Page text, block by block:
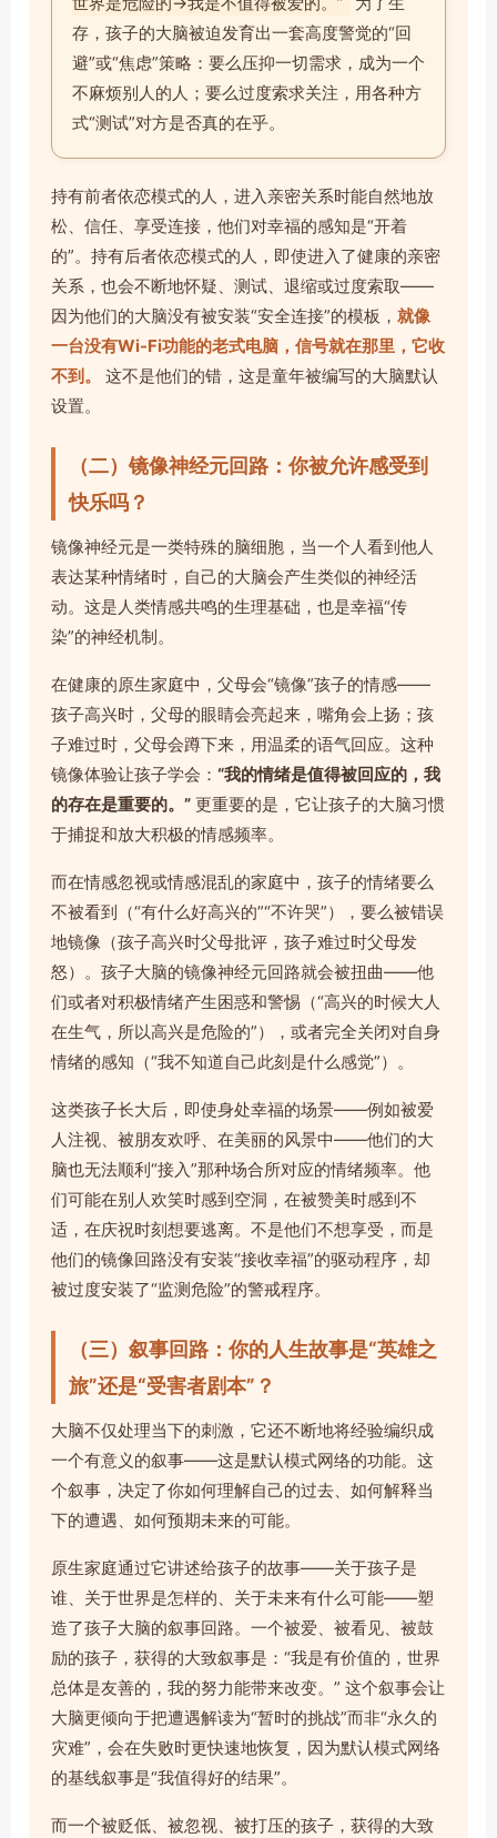
存，孩子的大脑被迫发育出一套高度警觉的“回
避”或“焦虑”策略：要么压抑一切需求，成为一个
不麻烦别人的人；要么过度索求关注，用各种方
式“测试”对方是否真的在乎。
持有前者依恋模式的人，进入亲密关系时能自然地放
松、信任、享受连接，他们对幸福的感知是“开着
的”。持有后者依恋模式的人，即使进入了健康的亲密
关系，也会不断地怀疑、测试、退缩或过度索取——
因为他们的大脑没有被安装“安全连接”的模板， 就像
一台没有Wi-Fi功能的老式电脑，信号就在那里，它收
不到。
这不是他们的错，这是童年被编写的大脑默认
设置。
（二）镜像神经元回路：你被允许感受到
快乐吗？
镜像神经元是一类特殊的脑细胞，当一个人看到他人
表达某种情绪时，自己的大脑会产生类似的神经活
动。这是人类情感共鸣的生理基础，也是幸福“传
染”的神经机制。
在健康的原生家庭中，父母会“镜像”孩子的情感——
孩子高兴时，父母的眼睛会亮起来，嘴角会上扬；孩
子难过时，父母会蹲下来，用温柔的语气回应。这种
镜像体验让孩子学会： “我的情绪是值得被回应的，我
的存在是重要的。” 更重要的是，它让孩子的大脑习惯
于捕捉和放大积极的情感频率。
而在情感忽视或情感混乱的家庭中，孩子的情绪要么
不被看到（“有什么好高兴的”“不许哭”），要么被错误
地镜像（孩子高兴时父母批评，孩子难过时父母发
怒）。孩子大脑的镜像神经元回路就会被扭曲——他
们或者对积极情绪产生困惑和警惕（“高兴的时候大人
在生气，所以高兴是危险的”），或者完全关闭对自身
情绪的感知（“我不知道自己此刻是什么感觉”）。
这类孩子长大后，即使身处幸福的场景——例如被爱
人注视、被朋友欢呼、在美丽的风景中——他们的大
脑也无法顺利“接入”那种场合所对应的情绪频率。他
们可能在别人欢笑时感到空洞，在被赞美时感到不
适，在庆祝时刻想要逃离。不是他们不想享受，而是
他们的镜像回路没有安装“接收幸福”的驱动程序，却
被过度安装了“监测危险”的警戒程序。
（三）叙事回路：你的人生故事是“英雄之
旅”还是“受害者剧本”？
大脑不仅处理当下的刺激，它还不断地将经验编织成
一个有意义的叙事——这是默认模式网络的功能。这
个叙事，决定了你如何理解自己的过去、如何解释当
下的遭遇、如何预期未来的可能。
原生家庭通过它讲述给孩子的故事——关于孩子是
谁、关于世界是怎样的、关于未来有什么可能——塑
造了孩子大脑的叙事回路。一个被爱、被看见、被鼓
励的孩子，获得的大致叙事是：“我是有价值的，世界
总体是友善的，我的努力能带来改变。” 这个叙事会让
大脑更倾向于把遭遇解读为“暂时的挑战”而非“永久的
灾难”，会在失败时更快速地恢复，因为默认模式网络
的基线叙事是“我值得好的结果”。
而一个被贬低、被忽视、被打压的孩子，获得的大致